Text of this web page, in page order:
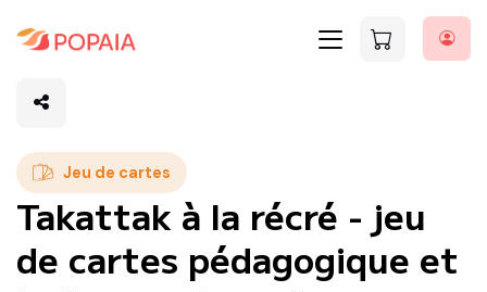
Jeu de cartes
Takattak à la récré - jeu
de cartes pédagogique et